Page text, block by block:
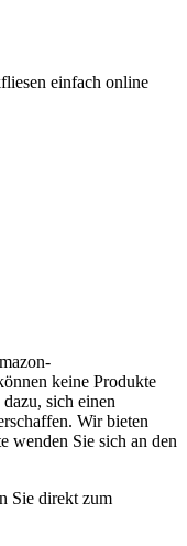
einfach online
keine Produkte
sich einen
Wir bieten
wenden Sie sich an den
Sie direkt zum